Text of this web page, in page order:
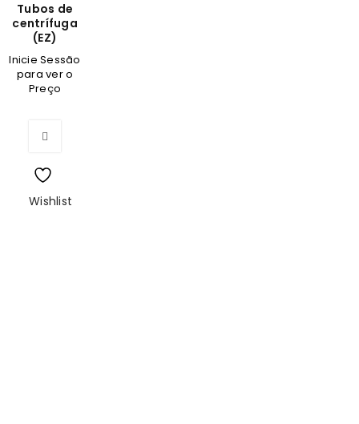
Tubos de
centrífuga
(EZ)
Inicie Sessão
para ver o
Preço
Wishlist